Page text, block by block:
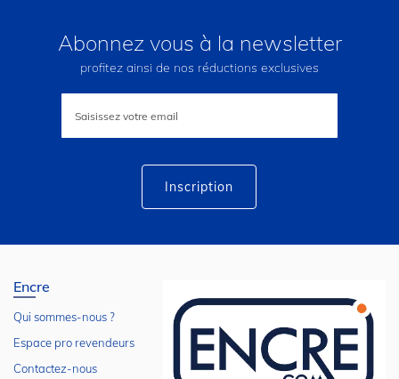
Abonnez vous à la newsletter
profitez ainsi de nos réductions exclusives
lettre
Inscription
Encre
Qui sommes-nous ?
Espace pro revendeurs
Contactez-nous